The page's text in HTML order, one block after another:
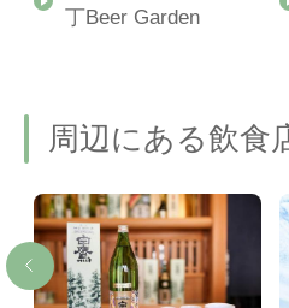
丁Beer Garden
周辺にある飲食